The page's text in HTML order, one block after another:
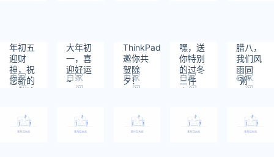
年初五
迎财
神，祝
您新的
一年钱
百家
阅
709
大年初
一，喜
迎好运
~
百家
阅
630
ThinkPad
邀你共
贺除
夕！
百家
阅
嘿，送
你特别
的过冬
三件
套！
百家
阅
585
腊八，
我们风
雨同
“粥”
百家
阅
488